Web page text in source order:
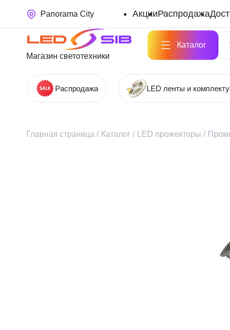
Panorama City АкцииРаспродажа
Магазин светотехники
Каталог
Распродажа LED ленты и
Главная страница / Каталог / LED прожекторы /